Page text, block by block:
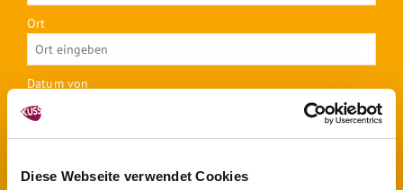
Diese Webseite verwendet Cookies
Ort
Datum von
Datum bis